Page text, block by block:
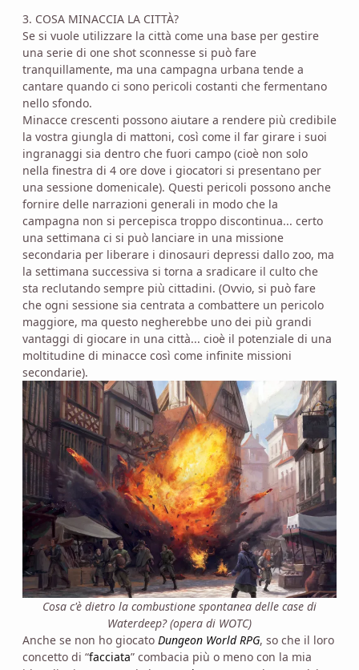
3. COSA MINACCIA LA CITTÀ?
Se si vuole utilizzare la città come una base per gestire
una serie di one shot sconnesse si può fare
tranquillamente, ma una campagna urbana tende a
cantare quando ci sono pericoli costanti che fermentano
nello sfondo.
Minacce crescenti possono aiutare a rendere più credibile
la vostra giungla di mattoni, così come il far girare i suoi
ingranaggi sia dentro che fuori campo (cioè non solo
nella finestra di 4 ore dove i giocatori si presentano per
una sessione domenicale). Questi pericoli possono anche
fornire delle narrazioni generali in modo che la
campagna non si percepisca troppo discontinua... certo
una settimana ci si può lanciare in una missione
secondaria per liberare i dinosauri depressi dallo zoo, ma
la settimana successiva si torna a sradicare il culto che
sta reclutando sempre più cittadini. (Ovvio, si può fare
che ogni sessione sia centrata a combattere un pericolo
maggiore, ma questo negherebbe uno dei più grandi
vantaggi di giocare in una città... cioè il potenziale di una
moltitudine di minacce così come infinite missioni
secondarie).
Cosa c'è dietro la combustione spontanea delle case di
Waterdeep? (opera di WOTC)
Anche se non ho giocato Dungeon World RPG, so che il loro
concetto di “facciata” combacia più o meno con la mia